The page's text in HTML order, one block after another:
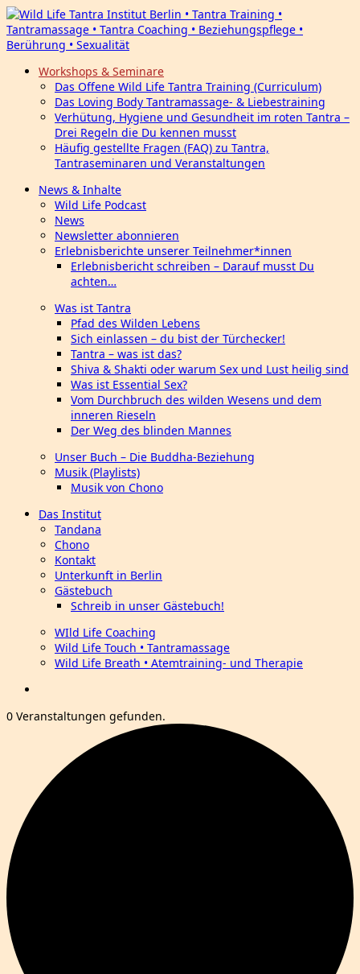
Workshops & Seminare
Das Offene Wild Life Tantra Training (Curriculum)
Das Loving Body Tantramassage- & Liebestraining
Verhütung, Hygiene und Gesundheit im roten Tantra –
Drei Regeln die Du kennen musst
Häufig gestellte Fragen (FAQ) zu Tantra,
Tantraseminaren und Veranstaltungen
News & Inhalte
Wild Life Podcast
News
Newsletter abonnieren
Erlebnisberichte unserer Teilnehmer*innen
Erlebnisbericht schreiben – Darauf musst Du
achten…
Was ist Tantra
Pfad des Wilden Lebens
Sich einlassen – du bist der Türchecker!
Tantra – was ist das?
Shiva & Shakti oder warum Sex und Lust heilig sind
Was ist Essential Sex?
Vom Durchbruch des wilden Wesens und dem
inneren Rieseln
Der Weg des blinden Mannes
Unser Buch – Die Buddha-Beziehung
Musik (Playlists)
Musik von Chono
Das Institut
Tandana
Chono
Kontakt
Unterkunft in Berlin
Gästebuch
Schreib in unser Gästebuch!
WIld Life Coaching
Wild Life Touch • Tantramassage
Wild Life Breath • Atemtraining- und Therapie
0 Veranstaltungen gefunden.